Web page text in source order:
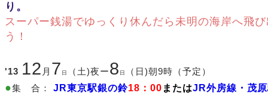
り。
スーパー銭湯でゆっくり休んだら未明の海岸へ飛
う！
'13 12 月 7 日 （土)夜ー8 日 （日)朝9時（予定）
●集 合： JR東京駅銀の鈴18：00 またはJR外房線・茂